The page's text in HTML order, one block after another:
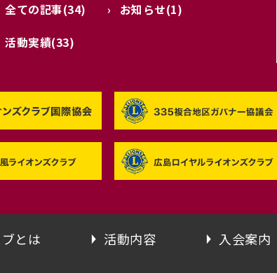
全ての記事(34) お知らせ(1)
活動実績(33)
とは 活動内容 入会案内